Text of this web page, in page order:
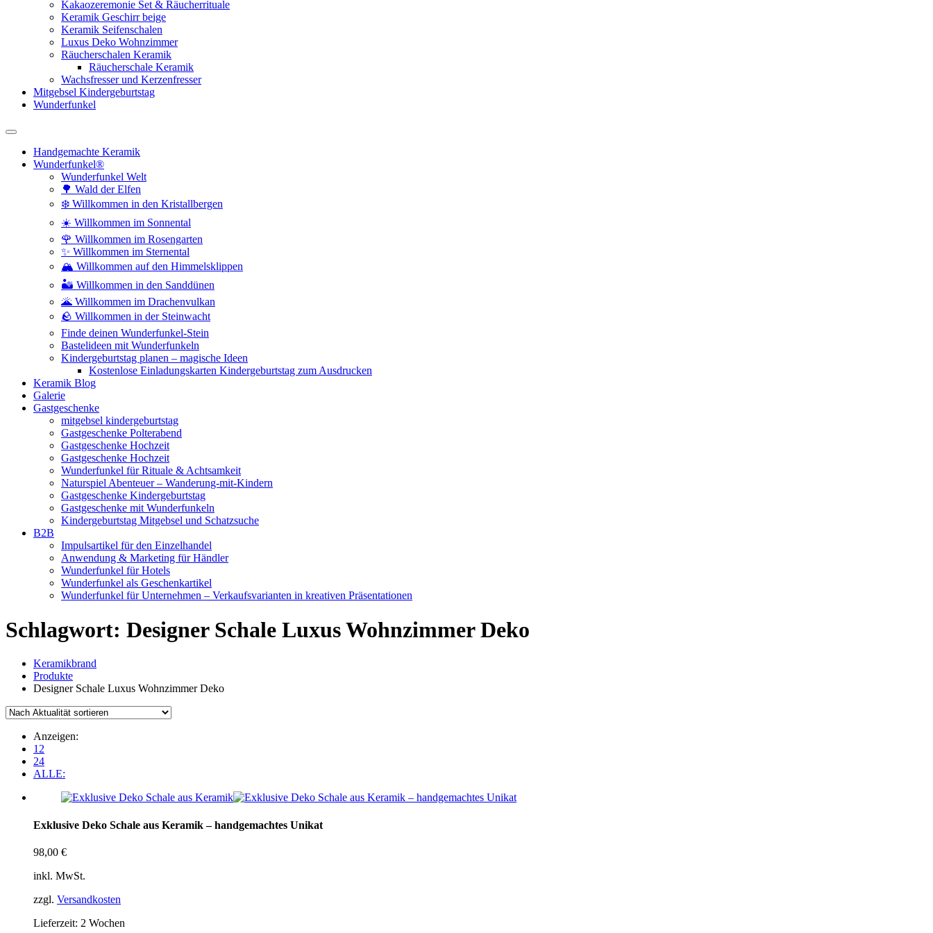
Kakaozeremonie Set & Räucherrituale
Keramik Geschirr beige
Keramik Seifenschalen
Luxus Deko Wohnzimmer
Räucherschalen Keramik
Räucherschale Keramik
Wachsfresser und Kerzenfresser
Mitgebsel Kindergeburtstag
Wunderfunkel
Handgemachte Keramik
Wunderfunkel®
Wunderfunkel Welt
🌳 Wald der Elfen
❄️ Willkommen in den Kristallbergen
☀️ Willkommen im Sonnental
🌹 Willkommen im Rosengarten
✨ Willkommen im Sternental
🏔️ Willkommen auf den Himmelsklippen
🏜️ Willkommen in den Sanddünen
🌋 Willkommen im Drachenvulkan
🪨 Willkommen in der Steinwacht
Finde deinen Wunderfunkel-Stein
Bastelideen mit Wunderfunkeln
Kindergeburtstag planen – magische Ideen
Kostenlose Einladungskarten Kindergeburtstag zum Ausdrucken
Keramik Blog
Galerie
Gastgeschenke
mitgebsel kindergeburtstag
Gastgeschenke Polterabend
Gastgeschenke Hochzeit
Gastgeschenke Hochzeit
Wunderfunkel für Rituale & Achtsamkeit
Naturspiel Abenteuer – Wanderung-mit-Kindern
Gastgeschenke Kindergeburtstag
Gastgeschenke mit Wunderfunkeln
Kindergeburtstag Mitgebsel und Schatzsuche
B2B
Impulsartikel für den Einzelhandel
Anwendung & Marketing für Händler
Wunderfunkel für Hotels
Wunderfunkel als Geschenkartikel
Wunderfunkel für Unternehmen – Verkaufsvarianten in kreativen Präsentationen
Schlagwort: Designer Schale Luxus Wohnzimmer Deko
Keramikbrand
Produkte
Designer Schale Luxus Wohnzimmer Deko
Anzeigen:
12
24
ALLE:
Exklusive Deko Schale aus Keramik – handgemachtes Unikat
98,00 €
inkl. MwSt.
zzgl. Versandkosten
Lieferzeit: 2 Wochen